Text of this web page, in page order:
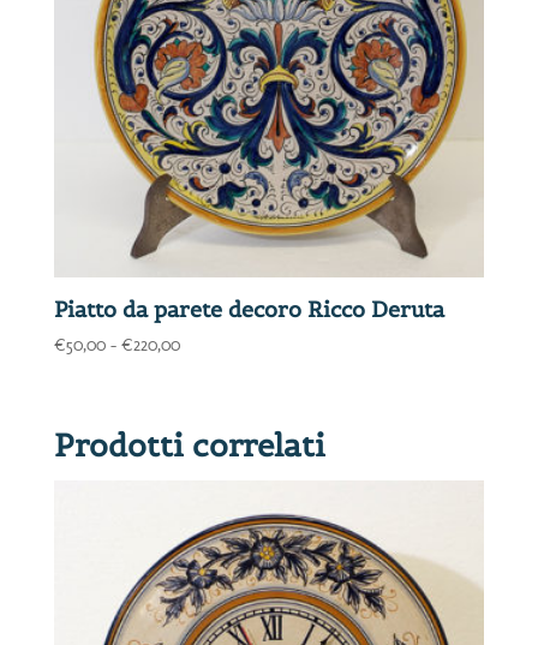
Piatto da parete decoro Ricco Deruta
€50,00 - €220,00Fascia
da
€50,00
Prodotti correlati